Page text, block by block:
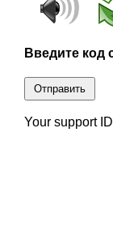
Введите код
Отправить
Your support